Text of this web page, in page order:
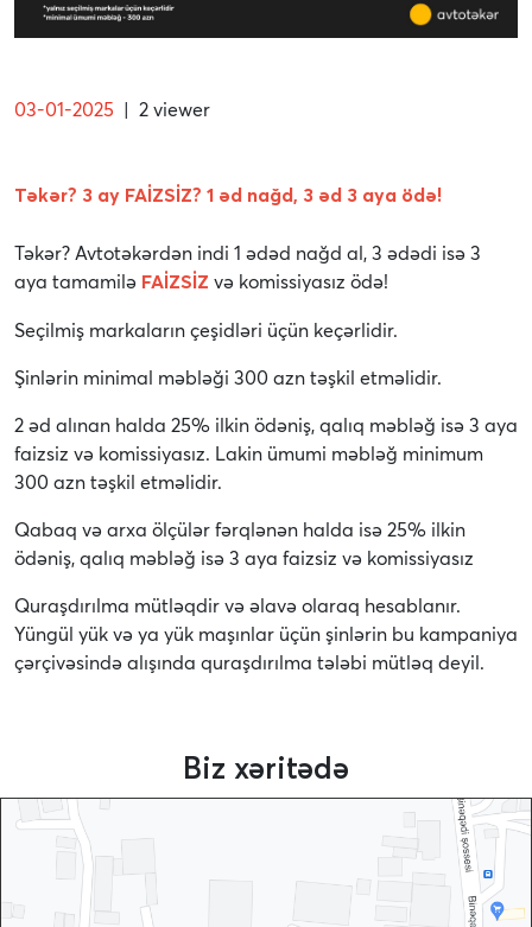
03-01-2025 | 2 viewer
Təkər? 3 ay FAİZSİZ? 1 əd nağd, 3 əd 3 aya ödə!
Təkər? Avtotəkərdən indi 1 ədəd nağd al, 3 ədədi isə 3
aya tamamilə FAİZSİZ və komissiyasız ödə!
Seçilmiş markaların çeşidləri üçün keçərlidir.
Şinlərin minimal məbləği 300 azn təşkil etməlidir.
2 əd alınan halda 25% ilkin ödəniş, qalıq məbləğ isə 3 aya
faizsiz və komissiyasız. Lakin ümumi məbləğ minimum
300 azn təşkil etməlidir.
Qabaq və arxa ölçülər fərqlənən halda isə 25% ilkin
ödəniş, qalıq məbləğ isə 3 aya faizsiz və komissiyasız
Quraşdırılma mütləqdir və əlavə olaraq hesablanır.
Yüngül yük və ya yük maşınlar üçün şinlərin bu kampaniya
çərçivəsində alışında quraşdırılma tələbi mütləq deyil.
Biz xəritədə